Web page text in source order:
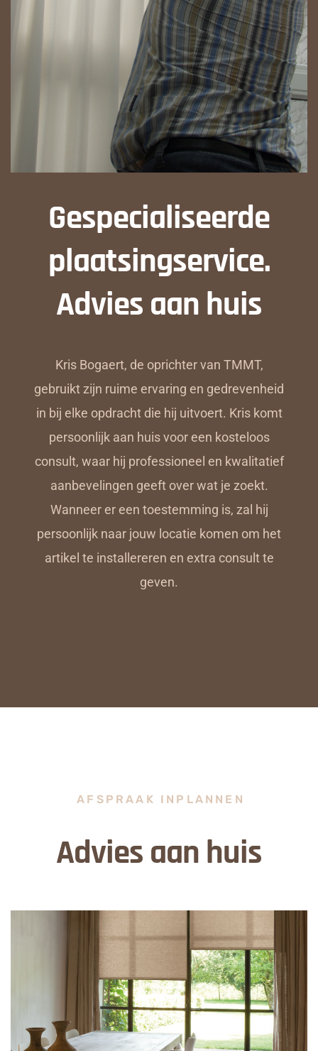
Gespecialiseerde
plaatsingservice.
Advies aan huis
Kris Bogaert, de oprichter van TMMT,
gebruikt zijn ruime ervaring en gedrevenheid
in bij elke opdracht die hij uitvoert. Kris komt
persoonlijk aan huis voor een kosteloos
consult, waar hij professioneel en kwalitatief
aanbevelingen geeft over wat je zoekt.
Wanneer er een toestemming is, zal hij
persoonlijk naar jouw locatie komen om het
artikel te installereren en extra consult te
geven.
AFSPRAAK INPLANNEN
Advies aan huis